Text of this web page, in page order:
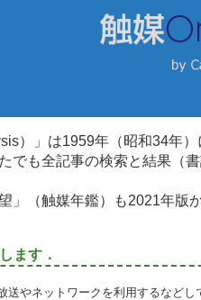
）」は1959年（昭和34年
でも全記事の検索と結果（
」（触媒年鑑）も2021年
ます．
送やネットワークを利用するなど